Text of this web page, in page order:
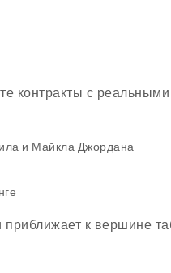
контракты с реальными
и Майкла Джордана
к вершине